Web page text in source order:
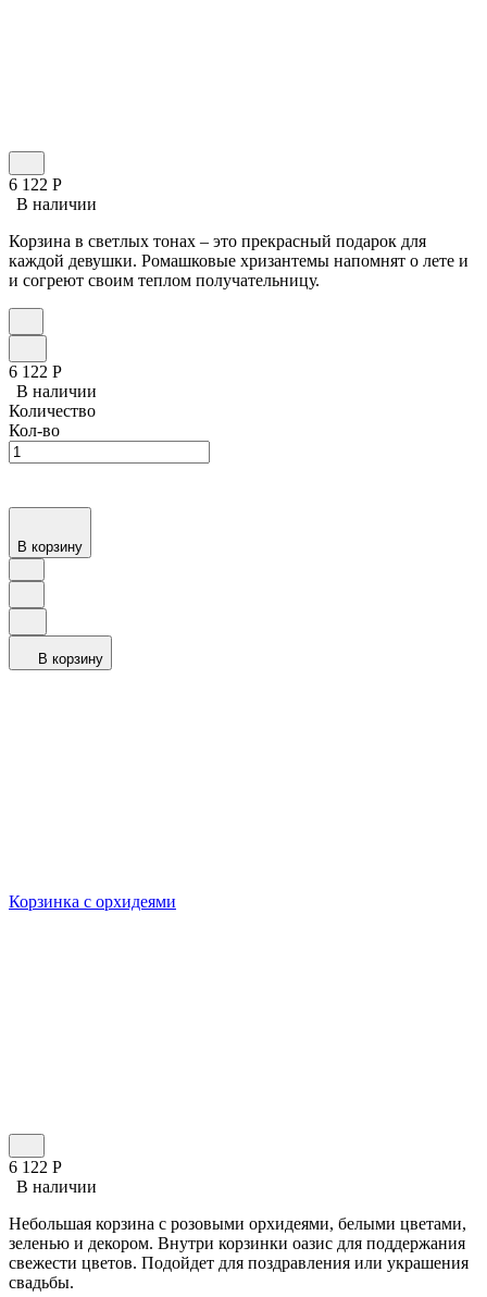
6 122 Р
В наличии
Корзина в светлых тонах – это прекрасный подарок для
каждой девушки. Ромашковые хризантемы напомнят о лете и
и согреют своим теплом получательницу.
6 122 Р
В наличии
Количество
Кол-во
В корзину
В корзину
Корзинка с орхидеями
6 122 Р
В наличии
Небольшая корзина с розовыми орхидеями, белыми цветами,
зеленью и декором. Внутри корзинки оазис для поддержания
свежести цветов. Подойдет для поздравления или украшения
свадьбы.